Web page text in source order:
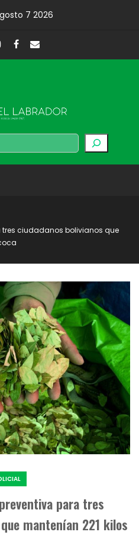
7 2026
Buscar
tres ciudadanos bolivianos que
para tres
mantenían 221 kilos